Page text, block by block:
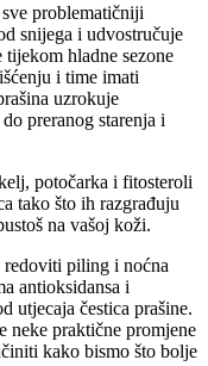
problematičniji
snijega i udvostručuje
hladne sezone
i time imati
uzrokuje
preranog starenja i
potočarka i fitosteroli
tako što ih razgrađuju
na vašoj koži.
redoviti piling i noćna
antioksidansa i
utjecaja čestica prašine.
neke praktične promjene
kako bismo što bolje